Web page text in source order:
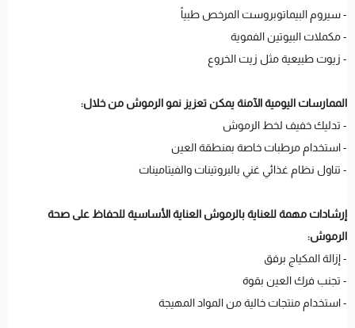
- سيروم البيماتوبروست المرخص طبياً
- مكملات البيوتين الفموية
- زيوت طبيعية مثل زيت الخروع
الممارسات اليومية الآمنة يمكن تعزيز نمو الرموش من خلال:
- تدليك خفيف لخط الرموش
- استخدام مرطبات خاصة بمنطقة العين
- تناول نظام غذائي غني بالبروتينات والفيتامينات
إرشادات مهمة للعناية بالرموش العناية الأساسية للحفاظ على صحة
الرموش:
- إزالة المكياج برفق
- تجنب فرك العين بقوة
- استخدام منتجات خالية من المواد المهيجة